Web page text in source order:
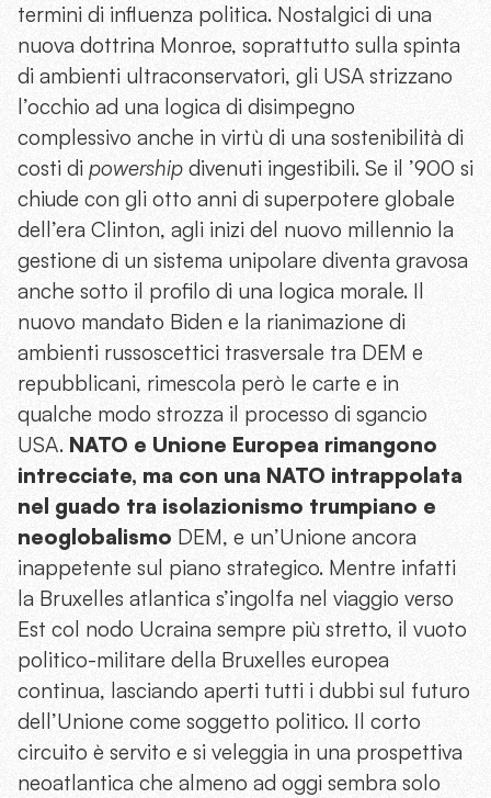
termini di influenza politica. Nostalgici di una
nuova dottrina Monroe, soprattutto sulla spinta
di ambienti ultraconservatori, gli USA strizzano
l’occhio ad una logica di disimpegno
complessivo anche in virtù di una sostenibilità di
costi di powership divenuti ingestibili. Se il ’900 si
chiude con gli otto anni di superpotere globale
dell’era Clinton, agli inizi del nuovo millennio la
gestione di un sistema unipolare diventa gravosa
anche sotto il profilo di una logica morale. Il
nuovo mandato Biden e la rianimazione di
ambienti russoscettici trasversale tra DEM e
repubblicani, rimescola però le carte e in
qualche modo strozza il processo di sgancio
USA. NATO e Unione Europea rimangono
intrecciate, ma con una NATO intrappolata
nel guado tra isolazionismo trumpiano e
neoglobalismo DEM, e un’Unione ancora
inappetente sul piano strategico. Mentre infatti
la Bruxelles atlantica s’ingolfa nel viaggio verso
Est col nodo Ucraina sempre più stretto, il vuoto
politico-militare della Bruxelles europea
continua, lasciando aperti tutti i dubbi sul futuro
dell’Unione come soggetto politico. Il corto
circuito è servito e si veleggia in una prospettiva
neoatlantica che almeno ad oggi sembra solo